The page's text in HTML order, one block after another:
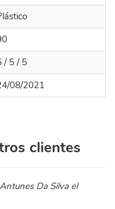
/ 5 / 5
08/2021
clientes
Da Silva el